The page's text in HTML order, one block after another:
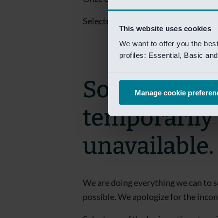
This website uses cookies
We want to offer you the
profiles: Essential, Basic
Manage cookie
Selecteer een van de login opties
Sorry! This
temporarily
unavailable.
We are doing everything we can to
possible. We apologize for the